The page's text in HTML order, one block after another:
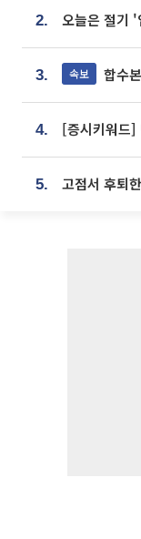
2. 오늘은 절기
3. 속보 합수본, '
4.
5. 고점서 후퇴